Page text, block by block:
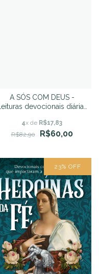
A SÓS COM DEUS -
Leituras devocionais diárias
Wolgemuth
4x de R$17,83
R$82,90
R$60,00
23% OFF